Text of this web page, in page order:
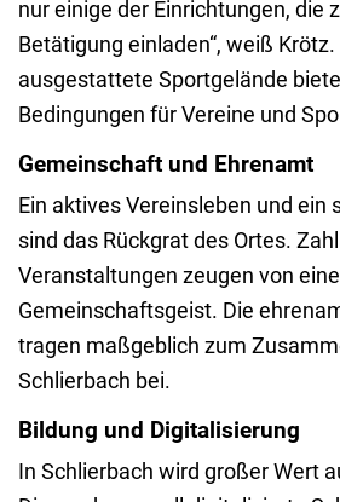
nur einige der Einrichtungen, die
Betätigung einladen“, weiß
ausgestattete Sportgelände
Bedingungen für Vereine und
Gemeinschaft und Ehrenamt
Ein aktives Vereinsleben und ein
sind das Rückgrat des Ortes.
Veranstaltungen zeugen von
Gemeinschaftsgeist. Die
tragen maßgeblich zum
Schlierbach bei.
Bildung und Digitalisierung
In Schlierbach wird großer Wert